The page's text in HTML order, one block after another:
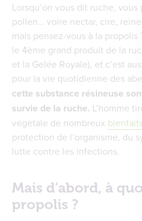
La propolis, bouclier
dans la ruche
Pourquoi la propolis
surnommée «
La propolis, un
au naturel
Propolis et infections
Propolis et cocktails de
Propolis et Gelée
Lorsqu’on vous dit ruche,
pollen… voire nectar, cire,
mais pensez-vous à la
le 4ème grand produit de la
et la Gelée Royale), et c’est
pour la vie quotidienne des
cette substance résineuse
survie de la ruche. L’homme
végétale de nombreux
protection de l’organisme, du
lutte contre les infections.
Mais d’abord, à
propolis ?